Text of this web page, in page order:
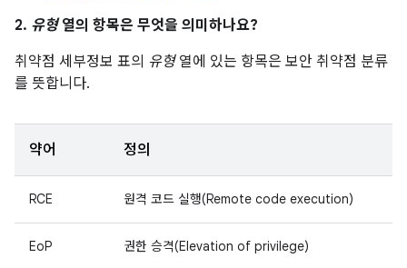
2. 유형열의 항목은 무엇을 의미하나요?
취약점 세부정보 표의 유형열에 있는 항목은 보안 취약점 분류
를 뜻합니다.
약어 정의
RCE 원격 코드 실행(Remote code execution)
EoP 권한 승격(Elevation of privilege)